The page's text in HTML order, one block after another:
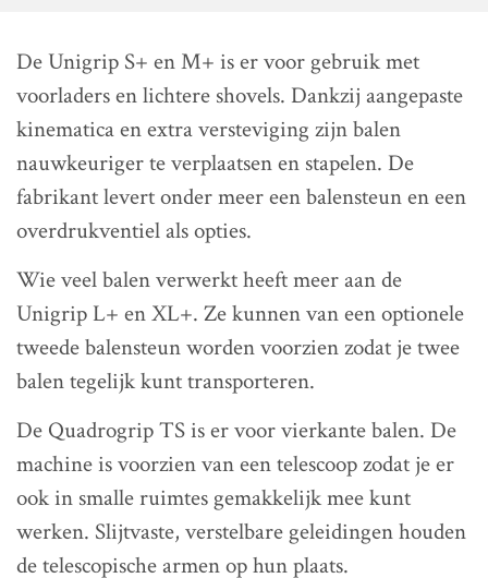
De Unigrip S+ en M+ is er voor gebruik met
voorladers en lichtere shovels. Dankzij aangepaste
kinematica en extra versteviging zijn balen
nauwkeuriger te verplaatsen en stapelen. De
fabrikant levert onder meer een balensteun en een
overdrukventiel als opties.
Wie veel balen verwerkt heeft meer aan de
Unigrip L+ en XL+. Ze kunnen van een optionele
tweede balensteun worden voorzien zodat je twee
balen tegelijk kunt transporteren.
De Quadrogrip TS is er voor vierkante balen. De
machine is voorzien van een telescoop zodat je er
ook in smalle ruimtes gemakkelijk mee kunt
werken. Slijtvaste, verstelbare geleidingen houden
de telescopische armen op hun plaats.